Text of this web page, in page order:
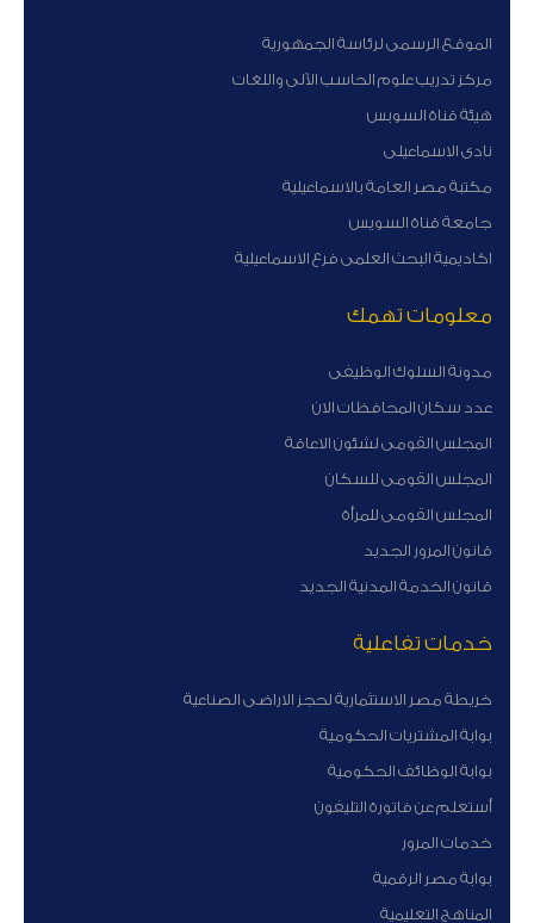
الموقع الرسمى لرئاسة الجمهورية
مركز تدريب علوم الحاسب الآلى واللغات
هيئة قناة السوبس
نادى الاسماعيلى
مكتبة مصر العامة بالاسماعيلية
جامعة قناة السويس
اكاديمية البحث العلمى فرع الاسماعيلية
معلومات تهمك
مدونة السلوك الوظيفى
عدد سكان المحافظات الان
المجلس القومى لشئون الاعاقة
المجلس القومى للسكان
المجلس القومى للمرأة
قانون المرور الجديد
قانون الخدمة المدنية الجديد
خدمات تفاعلية
خريطة مصر الاستثمارية لحجز الاراضى الصناعية
بوابة المشتريات الحكومية
بوابة الوظائف الحكومية
أستعلم عن فاتورة التليفون
خدمات المرور
بوابة مصر الرقمية
المناهج التعليمية